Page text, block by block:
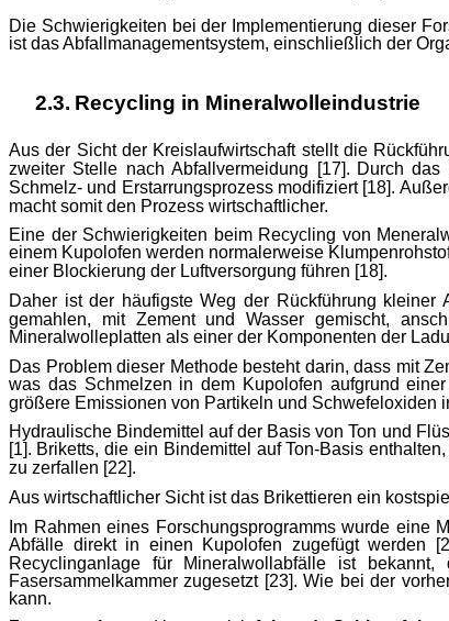
Die Schwierigkeiten bei der Implementierung dieser
ist das Abfallmanagementsystem, einschließlich der
2.3. Recycling in Mineralwolleindustrie
Aus der Sicht der Kreislaufwirtschaft stellt die
zweiter Stelle nach Abfallvermeidung [17]. Durch das
Schmelz- und Erstarrungsprozess modifiziert [18].
macht somit den Prozess wirtschaftlicher.
Eine der Schwierigkeiten beim Recycling von
einem Kupolofen werden normalerweise
einer Blockierung der Luftversorgung führen [18].
Daher ist der häufigste Weg der Rückführung
gemahlen, mit Zement und Wasser gemischt,
Mineralwolleplatten als einer der Komponenten der
Das Problem dieser Methode besteht darin, dass mit
was das Schmelzen in dem Kupolofen aufgrund
größere Emissionen von Partikeln und Schwefeloxiden
Hydraulische Bindemittel auf der Basis von Ton und
[1]. Briketts, die ein Bindemittel auf Ton-Basis
zu zerfallen [22].
Aus wirtschaftlicher Sicht ist das Brikettieren ein
Im Rahmen eines Forschungsprogramms wurde eine
Abfälle direkt in einen Kupolofen zugefügt werden
Recyclinganlage für Mineralwollabfälle ist
Fasersammelkammer zugesetzt [23]. Wie bei der
kann.